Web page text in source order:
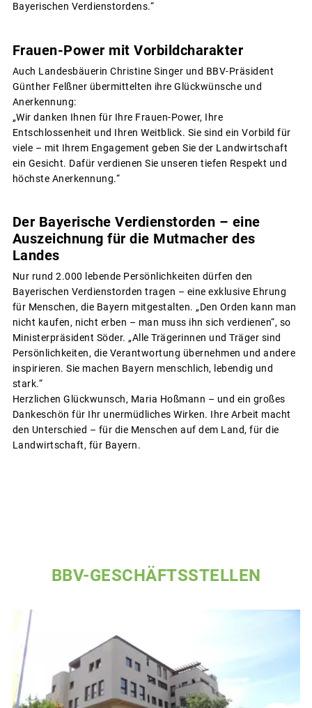
Bayerischen Verdienstordens.“
Frauen-Power mit Vorbildcharakter
Auch Landesbäuerin Christine Singer und BBV-Präsident
Günther Felßner übermittelten ihre Glückwünsche und
Anerkennung:
„Wir danken Ihnen für Ihre Frauen-Power, Ihre
Entschlossenheit und Ihren Weitblick. Sie sind ein Vorbild für
viele – mit Ihrem Engagement geben Sie der Landwirtschaft
ein Gesicht. Dafür verdienen Sie unseren tiefen Respekt und
höchste Anerkennung.“
Der Bayerische Verdienstorden – eine
Auszeichnung für die Mutmacher des
Landes
Nur rund 2.000 lebende Persönlichkeiten dürfen den
Bayerischen Verdienstorden tragen – eine exklusive Ehrung
für Menschen, die Bayern mitgestalten. „Den Orden kann man
nicht kaufen, nicht erben – man muss ihn sich verdienen“, so
Ministerpräsident Söder. „Alle Trägerinnen und Träger sind
Persönlichkeiten, die Verantwortung übernehmen und andere
inspirieren. Sie machen Bayern menschlich, lebendig und
stark.“
Herzlichen Glückwunsch, Maria Hoßmann – und ein großes
Dankeschön für Ihr unermüdliches Wirken. Ihre Arbeit macht
den Unterschied – für die Menschen auf dem Land, für die
Landwirtschaft, für Bayern.
BBV-GESCHÄFTSSTELLEN